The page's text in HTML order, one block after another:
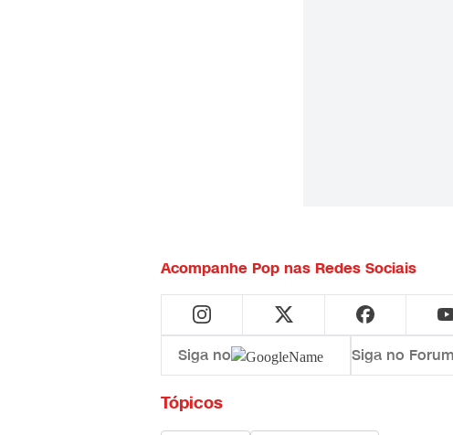
Acompanhe Pop nas Redes Sociais
Siga no Siga no
Tópicos